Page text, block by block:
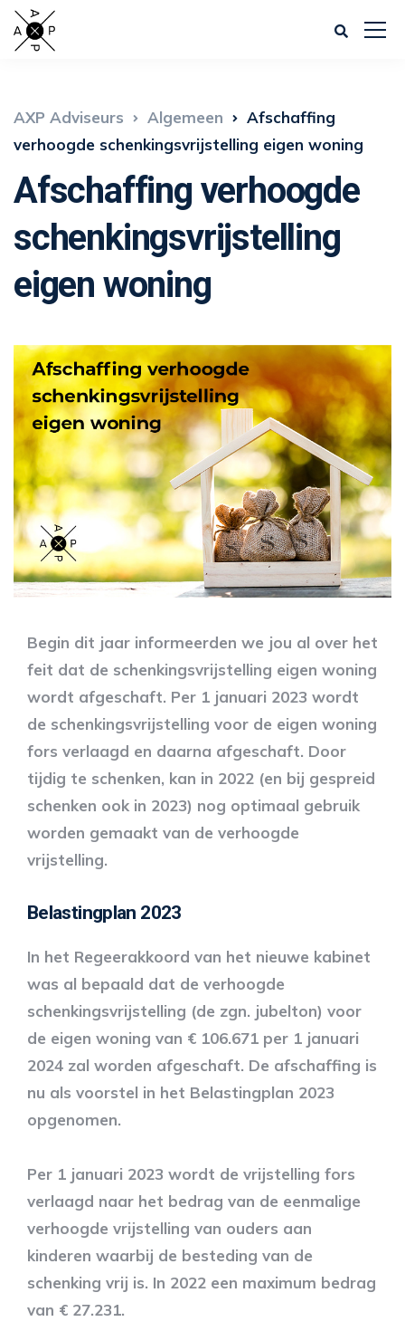
AXP Adviseurs Algemeen
Afschaffing
verhoogde schenkingsvrijstelling eigen woning
Afschaffing verhoogde
schenkingsvrijstelling
eigen woning
Begin dit jaar informeerden we jou al over het
feit dat de schenkingsvrijstelling eigen woning
wordt afgeschaft. Per 1 januari 2023 wordt
de schenkingsvrijstelling voor de eigen woning
fors verlaagd en daarna afgeschaft. Door
tijdig te schenken, kan in 2022 (en bij gespreid
schenken ook in 2023) nog optimaal gebruik
worden gemaakt van de verhoogde
vrijstelling.
Belastingplan 2023
In het Regeerakkoord van het nieuwe kabinet
was al bepaald dat de verhoogde
schenkingsvrijstelling (de zgn. jubelton) voor
de eigen woning van € 106.671 per 1 januari
2024 zal worden afgeschaft. De afschaffing is
nu als voorstel in het Belastingplan 2023
opgenomen.
Per 1 januari 2023 wordt de vrijstelling fors
verlaagd naar het bedrag van de eenmalige
verhoogde vrijstelling van ouders aan
kinderen waarbij de besteding van de
schenking vrij is. In 2022 een maximum bedrag
van € 27.231.